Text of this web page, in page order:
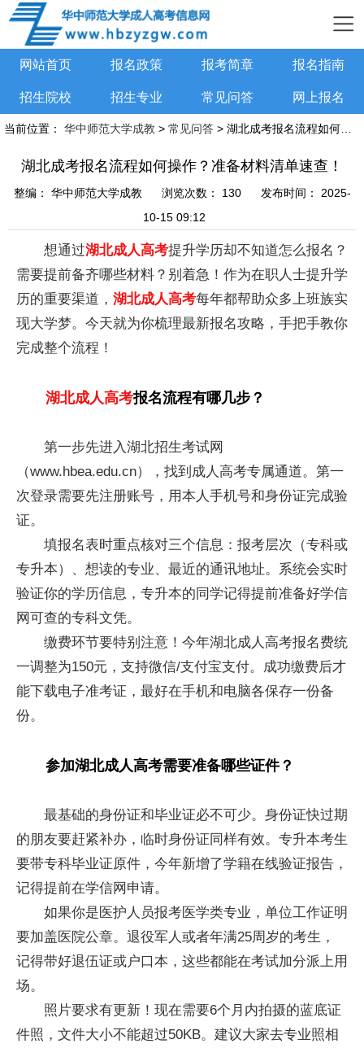
网站首页 报名政策 报考简章 报名指南
招生院校 招生专业 常见问答 网上报名
当前位置： 华中师范大学成教 > 常见问答 > 湖北成考报名流程如何操作？准备材料清单速查！
湖北成考报名流程如何操作？准备材料清单速查！
整编： 华中师范大学成教 浏览次数： 130 发布时间：
2025-
10-15 09:12
想通过湖北成人高考提升学历却不知道怎么报名？
需要提前备齐哪些材料？别着急！作为在职人士提升学
历的重要渠道， 湖北成人高考每年都帮助众多上班族实
现大学梦。今天就为你梳理最新报名攻略，手把手教你
完成整个流程！
湖北成人高考报名流程有哪几步？
第一步先进入湖北招生考试网
（www.hbea.edu.cn），找到成人高考专属通道。第一
次登录需要先注册账号，用本人手机号和身份证完成验
证。
填报名表时重点核对三个信息：报考层次（专科或
专升本）、想读的专业、最近的通讯地址。系统会实时
验证你的学历信息，专升本的同学记得提前准备好学信
网可查的专科文凭。
缴费环节要特别注意！今年湖北成人高考报名费统
一调整为150元，支持微信/支付宝支付。成功缴费后才
能下载电子准考证，最好在手机和电脑各保存一份备
份。
参加湖北成人高考需要准备哪些证件？
最基础的身份证和毕业证必不可少。身份证快过期
的朋友要赶紧补办，临时身份证同样有效。专升本考生
要带专科毕业证原件，今年新增了学籍在线验证报告，
记得提前在学信网申请。
如果你是医护人员报考医学类专业，单位工作证明
要加盖医院公章。退役军人或者年满25周岁的考生，
记得带好退伍证或户口本，这些都能在考试加分派上用
场。
照片要求有更新！现在需要6个月内拍摄的蓝底证
件照，文件大小不能超过50KB。建议大家去专业照相